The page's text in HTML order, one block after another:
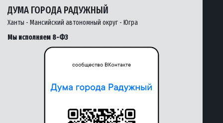
ДУМА ГОРОДА РАДУЖНЫЙ
Ханты - Мансийский автономный округ - Югра
Мы исполняем 8-ФЗ